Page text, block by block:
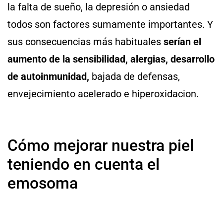
la falta de sueño, la depresión o ansiedad
todos son factores sumamente importantes. Y
sus consecuencias más habituales serían el
aumento de la sensibilidad, alergias, desarrollo
de autoinmunidad, bajada de defensas,
envejecimiento acelerado e hiperoxidacion.
Cómo mejorar nuestra piel
teniendo en cuenta el
emosoma